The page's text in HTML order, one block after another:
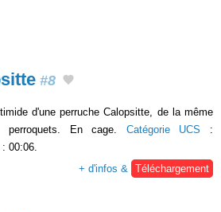
#8
d'une perruche Calopsitte, de la même
perroquets. En cage. Catégorie UCS :
: 00:06.
+ d'infos &
Téléchargement